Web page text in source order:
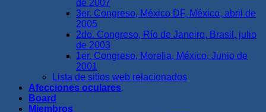
de 2007
3er. Congreso, México DF, México, abril de
2005
2do. Congreso, Río de Janeiro, Brasil, julio
de 2003
1er. Congreso, Morelia, México, Junio de
2001
Lista de sitios web relacionados
Afecciones oculares
Board
Miembros